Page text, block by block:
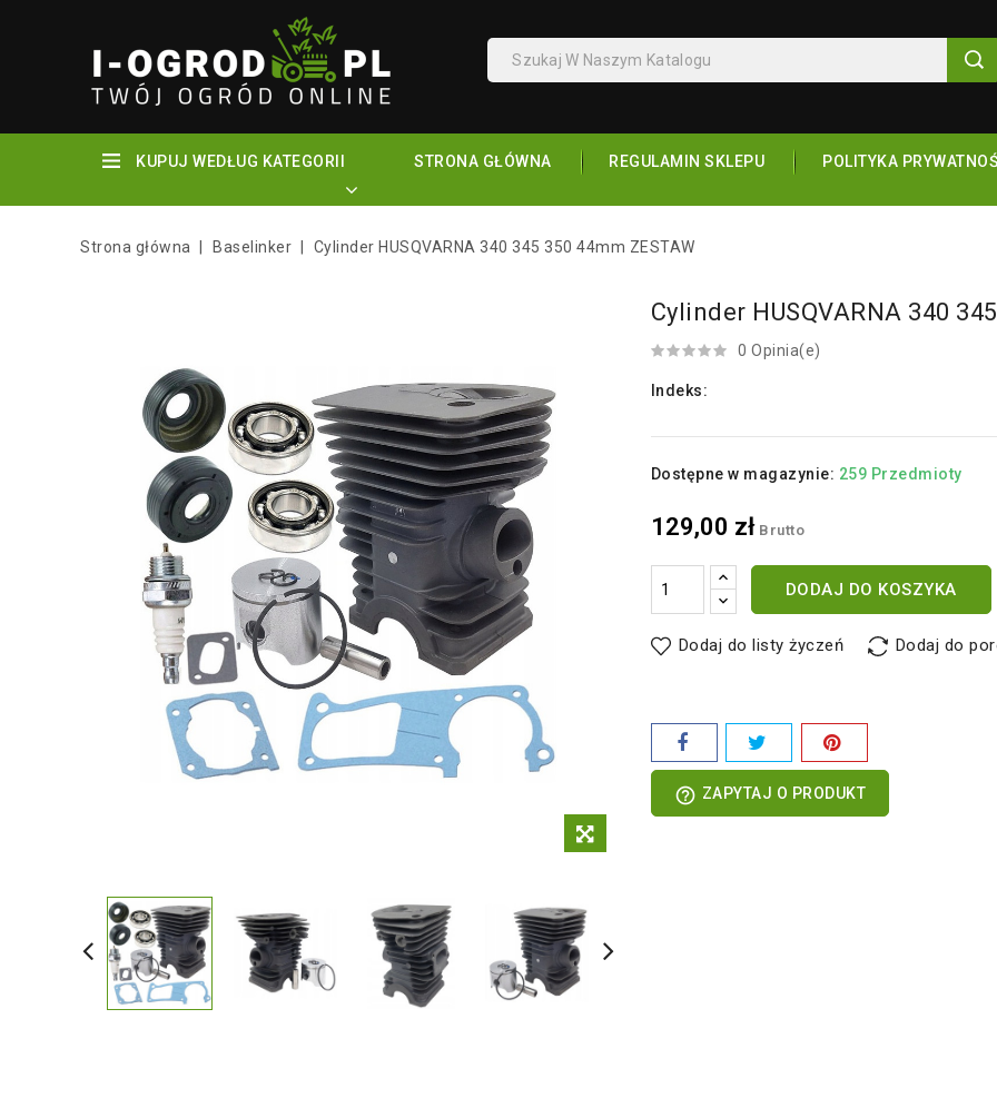
KUPUJ WEDŁUG KATEGORII STRONA GŁÓWNA REGULAMIN SKLEPU POLITYKA
Strona główna Baselinker Cylinder HUSQVARNA 340 345 350 44mm ZESTAW
Cylinder HUSQVARNA 340
0 Opinia(e)
Indeks:
Dostępne w magazynie: 259 Przedmioty
129,00 zł Brutto
DODAJ DO KOSZYKA
Dodaj do listy życzeń Dodaj do
help_outline ZAPYTAJ O PRODUKT